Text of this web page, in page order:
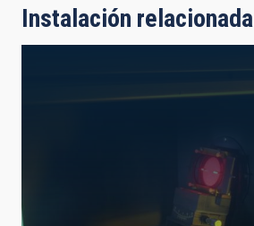
Instalación relacionada